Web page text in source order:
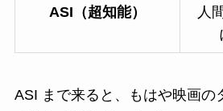
ASI（超知能）
人
ASI まで来ると、もはや映画の